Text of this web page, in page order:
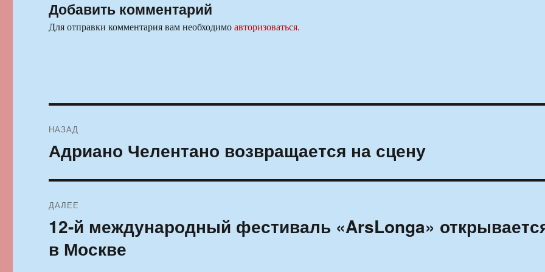
Добавить комментарий
Для отправки комментария вам необходимоавторизоваться.
по
НАЗАД
Предыдущая
запись:
Адриано Челентано возвращается на сцену
ДАЛЕЕ
Следующая
12-й международный фестиваль «ArsLonga»
в Москве